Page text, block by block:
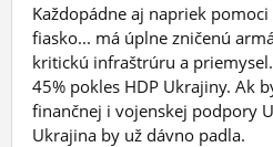
Každopádne aj napriek
fiasko... má úplne zničenú
kritickú infraštrúru a
45% pokles HDP Ukrajiny. Ak
finančnej i vojenskej podpory
Ukrajina by už dávno padla.